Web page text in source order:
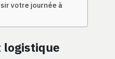
votre journée à